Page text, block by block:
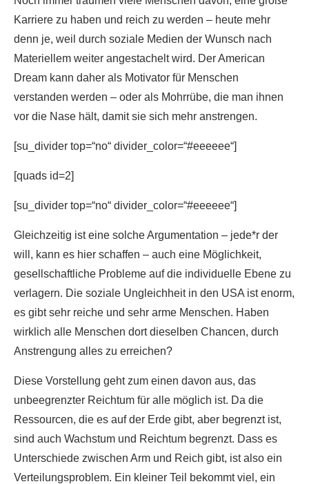
Karriere zu haben und reich zu werden – heute mehr
denn je, weil durch soziale Medien der Wunsch nach
Materiellem weiter angestachelt wird. Der American
Dream kann daher als Motivator für Menschen
verstanden werden – oder als Mohrrübe, die man ihnen
vor die Nase hält, damit sie sich mehr anstrengen.
[su_divider top=“no“ divider_color=“#eeeeee“]
[quads id=2]
[su_divider top=“no“ divider_color=“#eeeeee“]
Gleichzeitig ist eine solche Argumentation – jede*r der
will, kann es hier schaffen – auch eine Möglichkeit,
gesellschaftliche Probleme auf die individuelle Ebene zu
verlagern. Die soziale Ungleichheit in den USA ist enorm,
es gibt sehr reiche und sehr arme Menschen. Haben
wirklich alle Menschen dort dieselben Chancen, durch
Anstrengung alles zu erreichen?
Diese Vorstellung geht zum einen davon aus, das
unbeegrenzter Reichtum für alle möglich ist. Da die
Ressourcen, die es auf der Erde gibt, aber begrenzt ist,
sind auch Wachstum und Reichtum begrenzt. Dass es
Unterschiede zwischen Arm und Reich gibt, ist also ein
Verteilungsproblem. Ein kleiner Teil bekommt viel, ein